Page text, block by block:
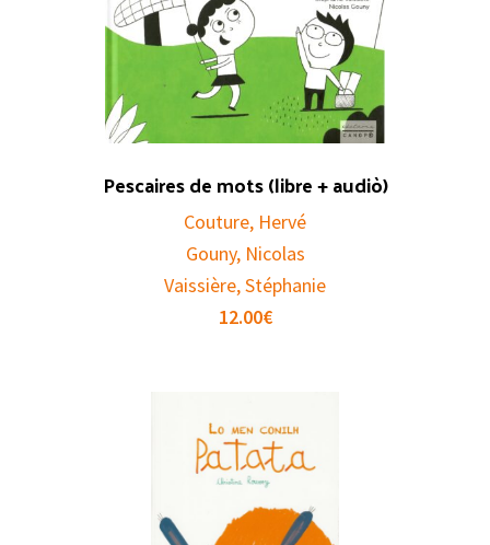
Pescaires de mots (libre + audiò)
Couture, Hervé
Gouny, Nicolas
Vaissière, Stéphanie
12.00€